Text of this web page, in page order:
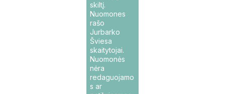
skiltį.
Nuomones
rašo
Jurbarko
Šviesa
skaitytojai.
Nuomonės
nėra
redaguojamo
s ar